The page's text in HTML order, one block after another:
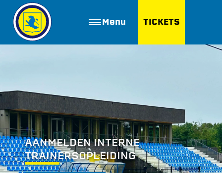
Menu TICKETS
ZOEKEN
Nieuws
Vacatures
Join FC Lisse
AANMELDEN INTERNE
TRAINERSOPLEIDING